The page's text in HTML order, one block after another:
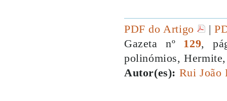
PDF do Artigo |
Gazeta nº 129,
polinómios,
Autor(es): Rui João